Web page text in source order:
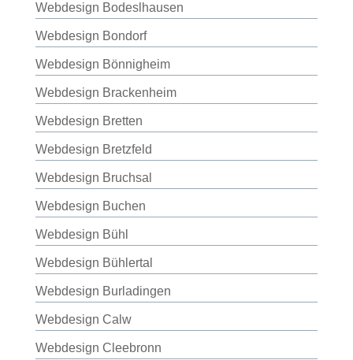
Webdesign Bodeslhausen
Webdesign Bondorf
Webdesign Bönnigheim
Webdesign Brackenheim
Webdesign Bretten
Webdesign Bretzfeld
Webdesign Bruchsal
Webdesign Buchen
Webdesign Bühl
Webdesign Bühlertal
Webdesign Burladingen
Webdesign Calw
Webdesign Cleebronn